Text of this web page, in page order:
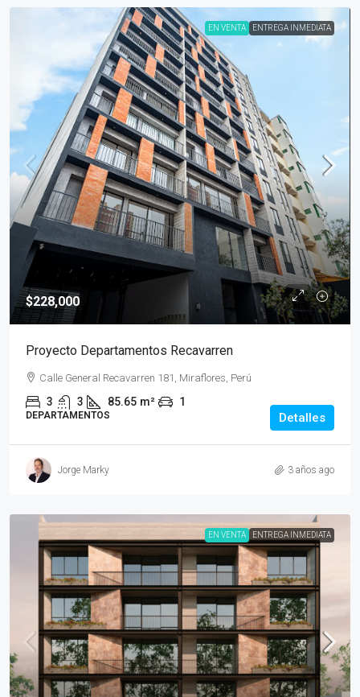
EN VENTA ENTREGA INMEDIATA
$228,000
Proyecto Departamentos Recavarren
Calle General Recavarren 181, Miraflores, Perú
3 3 85.65 m² 1
DEPARTAMENTOS Detalles
Jorge Marky 3 años ago
EN VENTA ENTREGA INMEDIATA